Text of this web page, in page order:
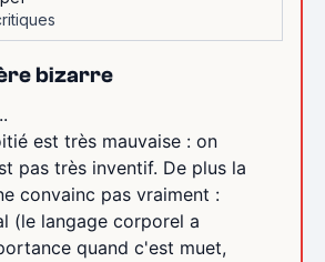
bizarre
est très mauvaise : on
pas très inventif. De plus la
convainc pas vraiment :
(le langage corporel a
quand c'est muet,